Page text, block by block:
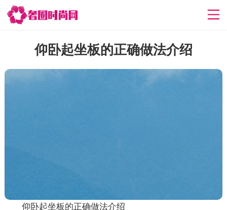
仰卧起坐板的正确做法介绍
仰卧起坐板的正确做法介绍